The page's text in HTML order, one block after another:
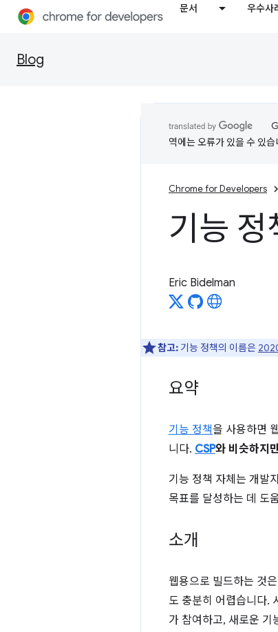
문서 우수사
Blog
역에는 오류가 있을 수 있습
Chrome for Developers
기능 정
Eric Bidelman
참고: 기능 정책의 이름은
요약
기능 정책을 사용하면
니다. CSP와 비슷하지
기능 정책 자체는 개발
목표를 달성하는 데 도
소개
웹용으로 빌드하는 것
도 충분히 어렵습니다.
가 참여하고, 새로운 기